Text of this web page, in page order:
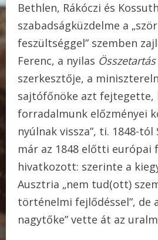
Bethlen, Rákóczi és Kossuth
szabadságküzdelme a
feszültséggel” szemben
Ferenc, a nyilas Összetartás
szerkesztője, a
sajtófőnöke azt fejtegette,
forradalmunk előzményei
nyúlnak vissza”, ti. 1848-tól
már az 1848 előtti európai
hivatkozott: szerinte a
Ausztria „nem tud(ott)
történelmi fejlődéssel”, de
nagytőke” vette át az